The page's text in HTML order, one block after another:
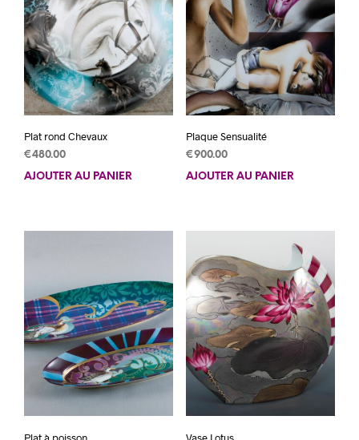
Plat rond Chevaux
€480.00
AJOUTER AU PANIER
Plaque Sensualité
€900.00
AJOUTER AU PANIER
Plat à poisson Vase Lotus